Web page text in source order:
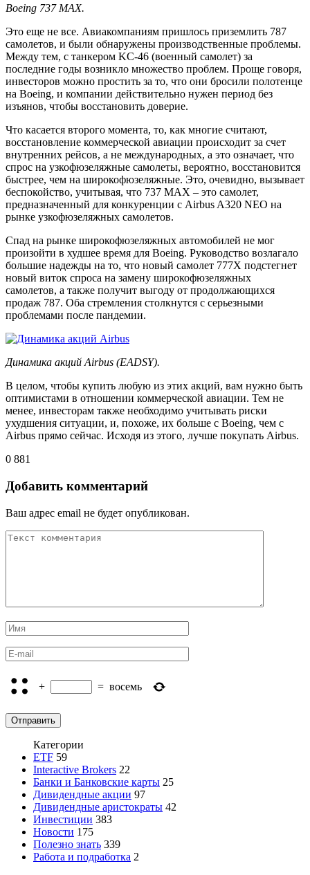
Boeing 737 MAX.
Это еще не все. Авиакомпаниям пришлось приземлить 787
самолетов, и были обнаружены производственные проблемы.
Между тем, с танкером KC-46 (военный самолет) за
последние годы возникло множество проблем. Проще говоря,
инвесторов можно простить за то, что они бросили полотенце
на Boeing, и компании действительно нужен период без
изъянов, чтобы восстановить доверие.
Что касается второго момента, то, как многие считают,
восстановление коммерческой авиации происходит за счет
внутренних рейсов, а не международных, а это означает, что
спрос на узкофюзеляжные самолеты, вероятно, восстановится
быстрее, чем на широкофюзеляжные. Это, очевидно, вызывает
беспокойство, учитывая, что 737 MAX – это самолет,
предназначенный для конкуренции с Airbus A320 NEO на
рынке узкофюзеляжных самолетов.
Спад на рынке широкофюзеляжных автомобилей не мог
произойти в худшее время для Boeing. Руководство возлагало
большие надежды на то, что новый самолет 777X подстегнет
новый виток спроса на замену широкофюзеляжных
самолетов, а также получит выгоду от продолжающихся
продаж 787. Оба стремления столкнутся с серьезными
проблемами после пандемии.
Динамика акций Airbus (EADSY).
В целом, чтобы купить любую из этих акций, вам нужно быть
оптимистами в отношении коммерческой авиации. Тем не
менее, инвесторам также необходимо учитывать риски
ухудшения ситуации, и, похоже, их больше с Boeing, чем с
Airbus прямо сейчас. Исходя из этого, лучше покупать Airbus.
0 881
Добавить комментарий
Ваш адрес email не будет опубликован.
+ = восемь
Категории
ETF 59
Interactive Brokers 22
Банки и Банковские карты 25
Дивидендные акции 97
Дивидендные аристократы 42
Инвестиции 383
Новости 175
Полезно знать 339
Работа и подработка 2